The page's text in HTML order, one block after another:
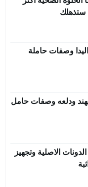
وصفات حاملة
ودلعه وصفات حامل
الاصلية وتجهيز